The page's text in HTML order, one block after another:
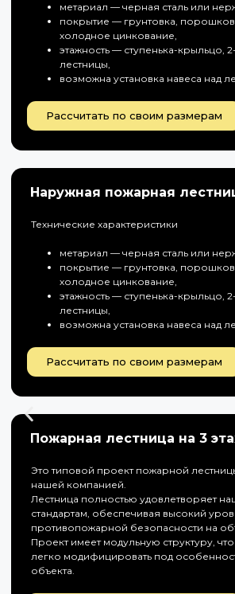
метариал — черная сталь или
покрытие — грунтовка,
холодное цинкование,
этажность — ступенька-крыльцо,
лестницы,
возможна установка навеса над
Рассчитать по своим размерам
Наружная пожарная
Технические характеристики
метариал — черная сталь или
покрытие — грунтовка,
холодное цинкование,
этажность — ступенька-крыльцо,
лестницы,
возможна установка навеса над
Рассчитать по своим размерам
Пожарная лестница на 3
Это типовой проект пожарной
нашей компанией.
Лестница полностью удовлетворяет
стандартам, обеспечивая высокий
противопожарной безопасности на
Проект имеет модульную структуру,
легко модифицировать под
объекта.